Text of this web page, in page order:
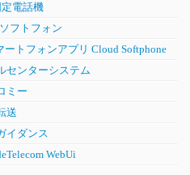
定電話機
フトフォン
ートフォンアプリ Cloud Softphone
センターシステム
ミー
送
イダンス
WebUi